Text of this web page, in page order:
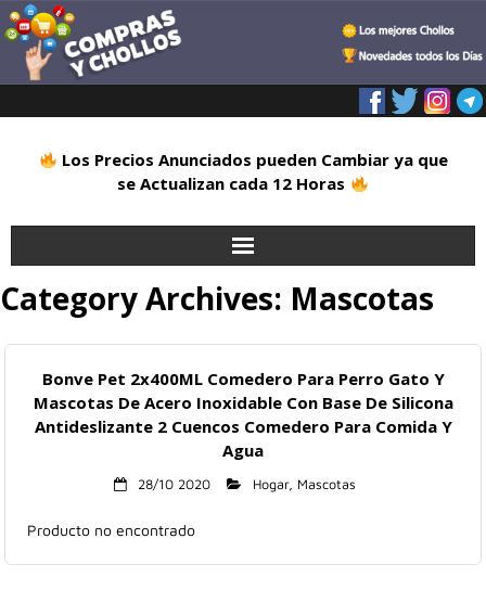
Los Precios Anunciados pueden Cambiar ya que
se Actualizan cada 12 Horas
Inicio
Alimentación
Blog
Informática
Category Archives: Mascotas
Bonve Pet 2x400ML Comedero Para Perro Gato Y
Mascotas De Acero Inoxidable Con Base De Silicona
Antideslizante 2 Cuencos Comedero Para Comida Y
Agua
28/10 2020 Hogar, Mascotas
Producto no encontrado